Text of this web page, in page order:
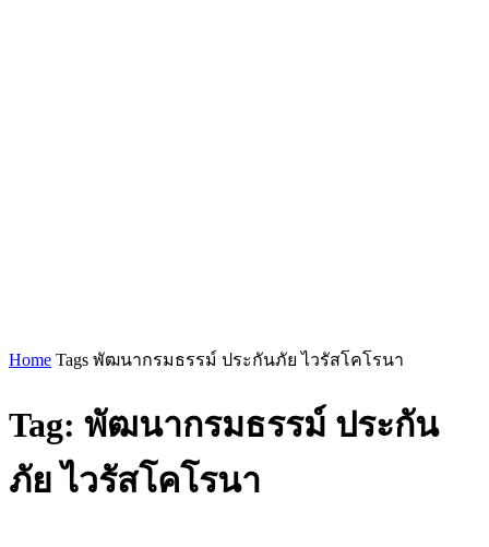
Home Tags พัฒนากรมธรรม์ ประกันภัย ไวรัสโคโรนา
Tag: พัฒนากรมธรรม์ ประกัน
ภัย ไวรัสโคโรนา